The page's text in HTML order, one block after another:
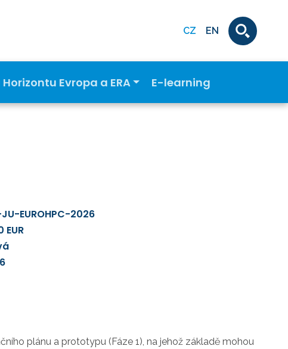
CZ EN
Evropa a ERA E-learning
JU-EUROHPC-2026
plánu a prototypu (Fáze 1), na jehož základě mohou